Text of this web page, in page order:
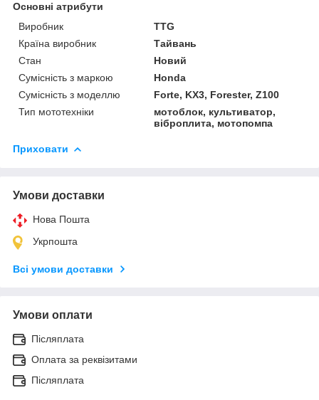
Основні атрибути
Виробник
TTG
Країна виробник
Тайвань
Стан
Новий
Сумісність з маркою
Honda
Сумісність з моделлю
Forte, KX3, Forester, Z100
Тип мототехніки
мотоблок, культиватор,
віброплита, мотопомпа
Приховати
Умови доставки
Нова Пошта
Укрпошта
Всі умови доставки
Умови оплати
Післяплата
Оплата за реквізитами
Післяплата